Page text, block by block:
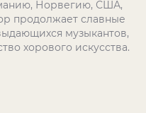
Норвегию, США,
продолжает славные
музыкантов,
хорового искусства.